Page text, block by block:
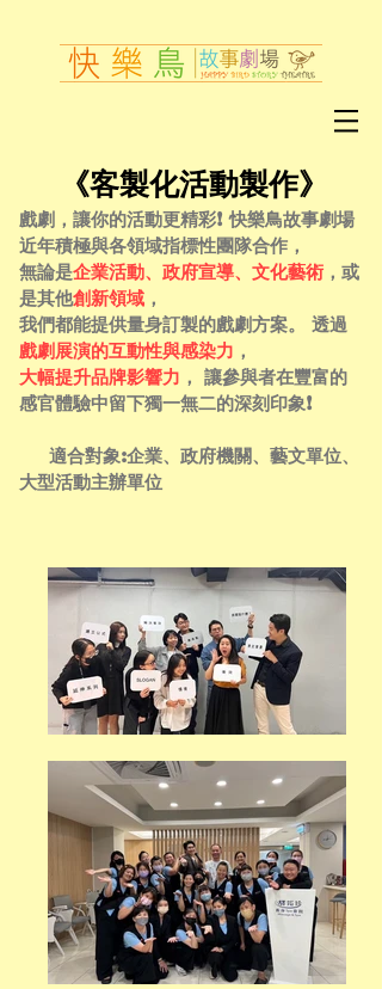
《客製化活動製作》
戲劇，讓你的活動更精彩! 快樂鳥故事劇場
近年積極與各領域指標性團隊合作，
無論是企業活動、政府宣導、文化藝術 ，或
是其他創新領域 ，
我們都能提供量身訂製的戲劇方案。 透過
戲劇展演的互動性與感染力 ，
大幅提升品牌影響力 ， 讓參與者在豐富的
感官體驗中留下獨一無二的深刻印象!
適合對象:企業、政府機關、藝文單位、
大型活動主辦單位